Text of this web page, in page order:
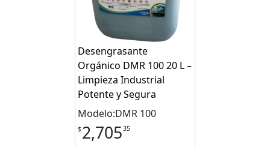
Desengrasante
Orgánico DMR 100 20 L –
Limpieza Industrial
Potente y Segura
Modelo:DMR 100
$2,70535